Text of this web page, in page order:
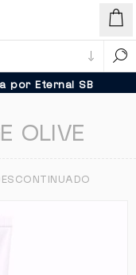
por Eternal SB
OLIVE